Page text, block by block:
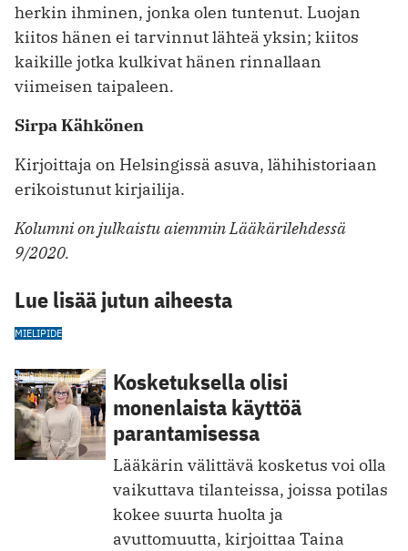
herkin ihminen, jonka olen tuntenut. Luojan
kiitos hänen ei tarvinnut lähteä yksin; kiitos
kaikille jotka kulkivat hänen rinnallaan
viimeisen taipaleen.
Sirpa Kähkönen
Kirjoittaja on Helsingissä asuva, lähihistoriaan
erikoistunut kirjailija.
Kolumni on julkaistu aiemmin Lääkärilehdessä
9/2020.
Lue lisää jutun aiheesta
MIELIPIDE
Kosketuksella olisi
monenlaista käyttöä
parantamisessa
Lääkärin välittävä kosketus voi olla
vaikuttava tilanteissa, joissa potilas
kokee suurta huolta ja
avuttomuutta, kirjoittaa Taina